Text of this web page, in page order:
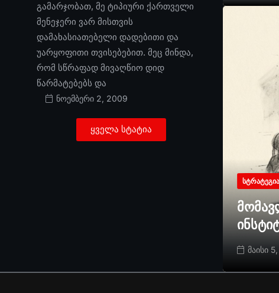
გამარჯობათ, მე ტიპიური ქართველი
მენეჯერი ვარ მისთვის
დამახასიათებელი დადებითი და
უარყოფითი თვისებებით. მეც მინდა,
რომ სწრაფად მივაღწიო დიდ
წარმატებებს და
ნოემბერი 2, 2009
ყველა სტატია
ᲡᲢᲠᲐᲢᲔᲒᲘᲐ
მაისი